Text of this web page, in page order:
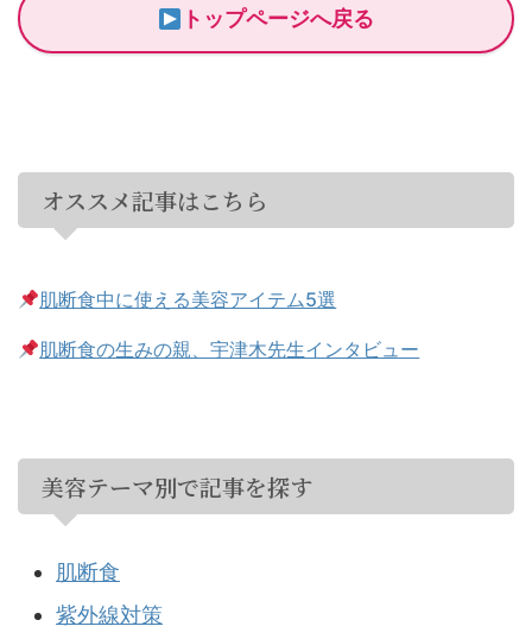
トップページへ戻る
オススメ記事はこちら
肌断食中に使える美容アイテム5選
肌断食の生みの親、宇津木先生インタビュー
美容テーマ別で記事を探す
肌断食
紫外線対策